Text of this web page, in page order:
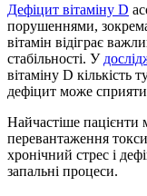
Дефіцит вітаміну D
порушеннями,
вітамін відіграє
стабільності. У
вітаміну D кількість
дефіцит може сприяти
Найчастіше пацієнти
перевантаження
хронічний стрес і
запальні процеси.